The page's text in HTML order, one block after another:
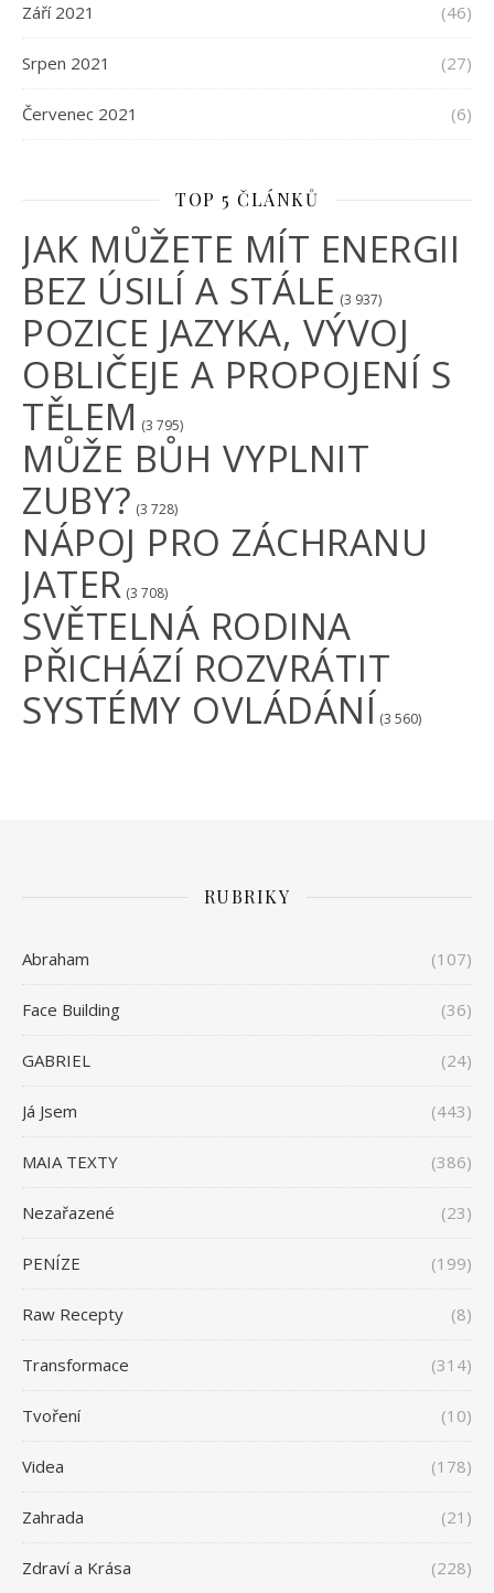
Září 2021 (46)
Srpen 2021 (27)
Červenec 2021 (6)
TOP 5 ČLÁNKŮ
JAK MŮŽETE MÍT ENERGII
BEZ ÚSILÍ A STÁLE (3 937)
POZICE JAZYKA, VÝVOJ
OBLIČEJE A PROPOJENÍ S
TĚLEM (3 795)
MŮŽE BŮH VYPLNIT
ZUBY? (3 728)
NÁPOJ PRO ZÁCHRANU
JATER (3 708)
SVĚTELNÁ RODINA
PŘICHÁZÍ ROZVRÁTIT
SYSTÉMY OVLÁDÁNÍ (3 560)
RUBRIKY
Abraham (107)
Face Building (36)
GABRIEL (24)
Já Jsem (443)
MAIA TEXTY (386)
Nezařazené (23)
PENÍZE (199)
Raw Recepty (8)
Transformace (314)
Tvoření (10)
Videa (178)
Zahrada (21)
Zdraví a Krása (228)